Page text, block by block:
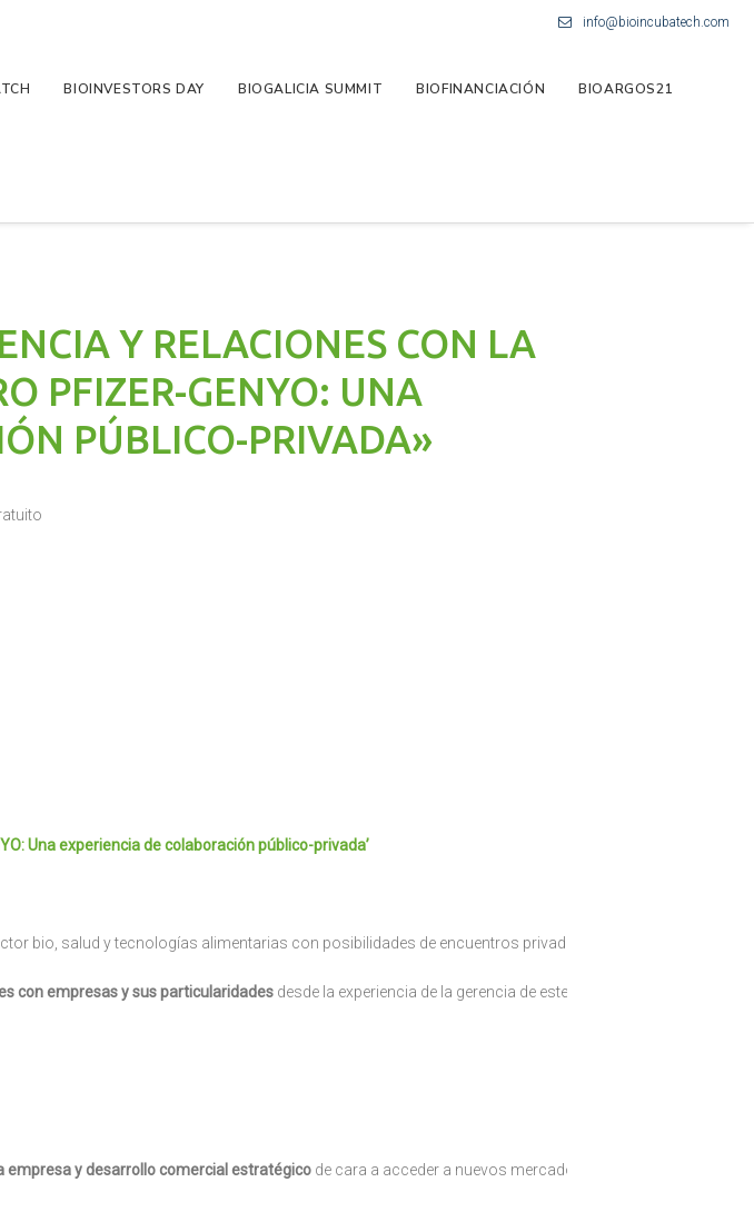
info@bioincubatech.com
BIOINVESTORS DAY BIOGALICIA SUMMIT BIOFINANCIACIÓN BIOARGOS21
Y RELACIONES CON LA
PFIZER-GENYO: UNA
PÚBLICO-PRIVADA»
Una experiencia de colaboración público-privada’
bio, salud y tecnologías alimentarias con posibilidades de encuentros privados con el ponente.
con empresas y sus particularidades desde la experiencia de la gerencia de este importante centro de
empresa y desarrollo comercial estratégico de cara a acceder a nuevos mercados en